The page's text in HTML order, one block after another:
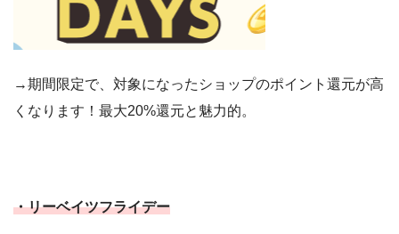
→期間限定で、対象になったショップのポイント還元が高
くなります！最大20%還元と魅力的。
・リーベイツフライデー